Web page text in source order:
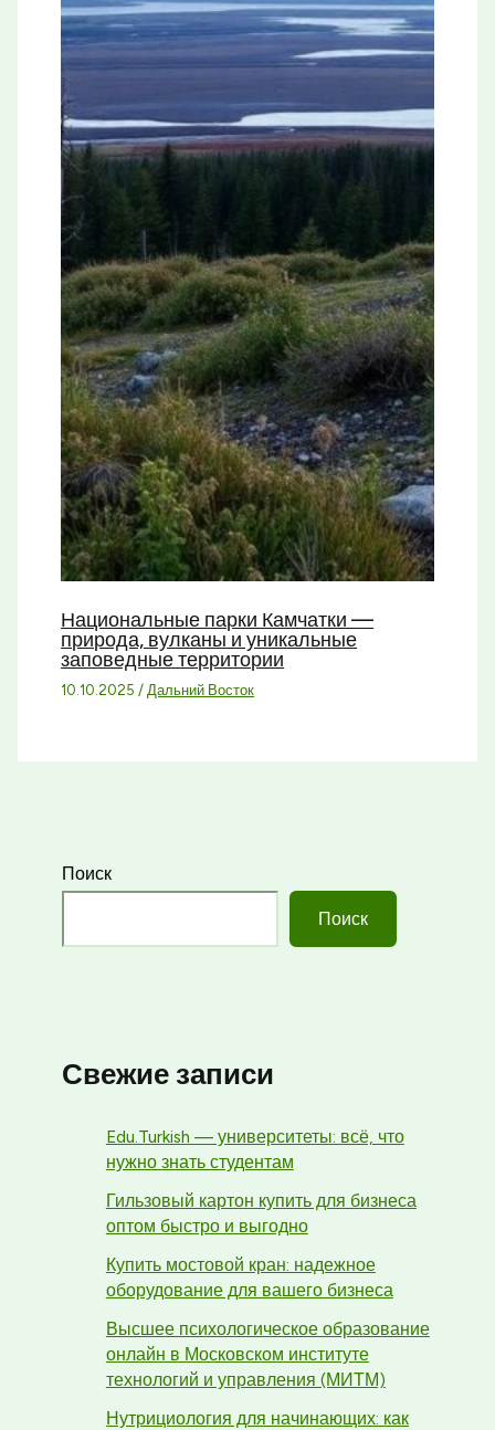
Национальные парки Камчатки —
природа, вулканы и уникальные
заповедные территории
10.10.2025 / Дальний Восток
Поиск
Поиск
Свежие записи
Edu.Turkish — университеты: всё, что
нужно знать студентам
Гильзовый картон купить для бизнеса
оптом быстро и выгодно
Купить мостовой кран: надежное
оборудование для вашего бизнеса
Высшее психологическое образование
онлайн в Московском институте
технологий и управления (МИТМ)
Нутрициология для начинающих: как